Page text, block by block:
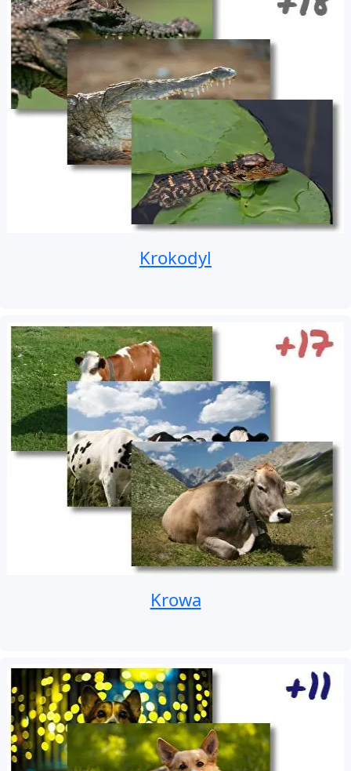
Krokodyl
Krowa